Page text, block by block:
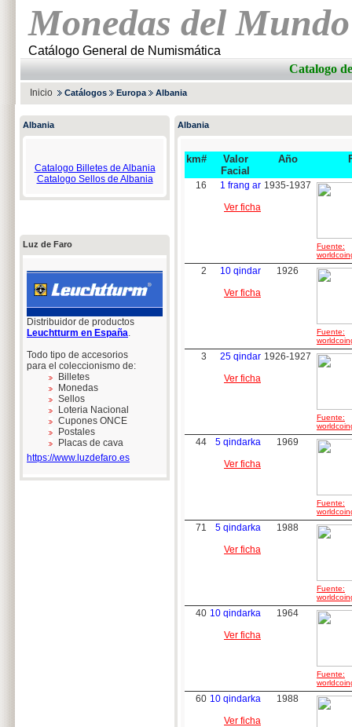
Monedas del Mundo
Catálogo General de Numismática
Catalogo
Inicio Catálogos Europa Albania
Albania
Catalogo Billetes de Albania
Catalogo Sellos de Albania
Luz de Faro
Distribuidor de productos
Leuchtturm en España.
Todo tipo de accesorios
para el coleccionismo de:
Billetes
Monedas
Sellos
Loteria Nacional
Cupones ONCE
Postales
Placas de cava
https://www.luzdefaro.es
Albania
km#
Valor
Facial
Año
16
1 frang ar
Ver ficha
1935-1937
Fuente:
2
10 qindar
Ver ficha
1926
Fuente:
3
25 qindar
Ver ficha
1926-1927
Fuente:
44
5 qindarka
Ver ficha
1969
Fuente:
71
5 qindarka
Ver ficha
1988
Fuente:
40 10 qindarka
Ver ficha
1964
Fuente:
60 10 qindarka
Ver ficha
1988